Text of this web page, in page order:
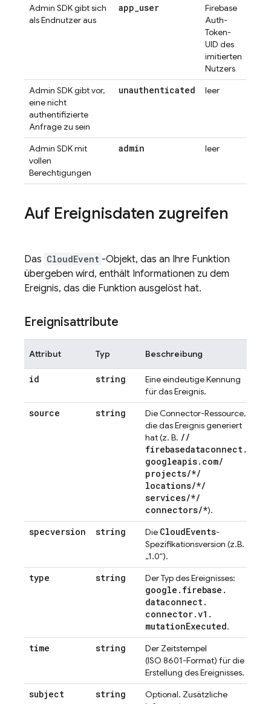
Admin SDK gibt sich
als Endnutzer aus
app_user
Firebase
Auth-
Token-
UID des
imitierten
Nutzers
Admin SDK gibt vor,
eine nicht
authentifizierte
Anfrage zu sein
unauthenticated leer
Admin SDK mit
vollen
Berechtigungen
admin leer
Auf Ereignisdaten zugreifen
Das CloudEvent -Objekt, das an Ihre Funktion
übergeben wird, enthält Informationen zu dem
Ereignis, das die Funktion ausgelöst hat.
Ereignisattribute
Attribut Typ Beschreibung
id string
Eine eindeutige Kennung
für das Ereignis.
source string
Die Connector-Ressource,
die das Ereignis generiert
hat (z. B. //
firebasedataconnect.
googleapis. com/
projects/*/
locations/*/
services/*/
connectors/*).
specversion string Die CloudEvents-
Spezifikationsversion (z.B.
„1.0“).
type string Der Typ des Ereignisses:
google . firebase .
dataconnect.
connector.v1 .
mutationExecuted.
time string
Der Zeitstempel
(ISO 8601-Format) für die
Erstellung des Ereignisses.
subject string
Optional. Zusätzliche